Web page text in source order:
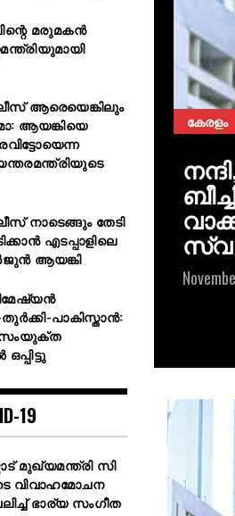
കേരളം
മരുമകൻ
ആരെയെങ്കിലും
ആയങ്കിയെ
നാടെങ്ങും തേടി
എടപ്പാളിലെ
ആയങ്കി
പാകിസ്താൻ:
സംയുക്ത
19
മുഖ്യമന്ത്രി സി
വിവാഹമോചന
ഭാര്യ സംഗീത